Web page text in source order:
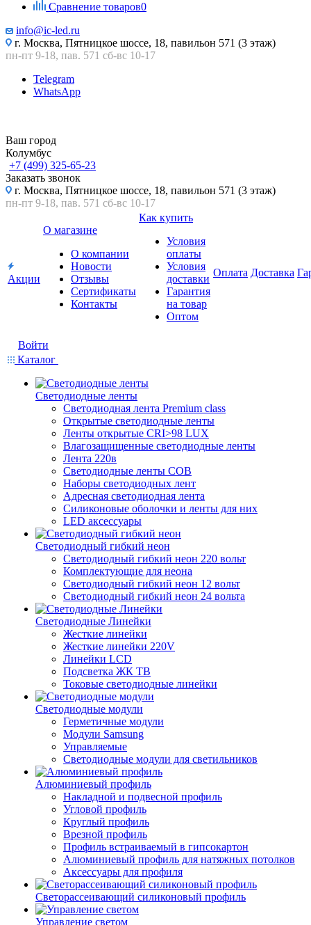
Сравнение товаров0
info@ic-led.ru
г. Москва, Пятницкое шоссе, 18, павильон 571 (3 этаж)
пн-пт 9-18, пав. 571 сб-вс 10-17
Telegram
WhatsApp
Ваш город
Колумбус
+7 (499) 325-65-23
Заказать звонок
г. Москва, Пятницкое шоссе, 18, павильон 571 (3 этаж)
пн-пт 9-18, пав. 571 сб-вс 10-17
Акции
О магазине
О компании
Новости
Отзывы
Сертификаты
Контакты
Как купить
Условия
оплаты
Условия
доставки
Гарантия
на товар
Оптом
Оплата Доставка
Войти
Каталог
Светодиодные ленты
Светодиодная лента Premium class
Открытые светодиодные ленты
Ленты открытые CRI>98 LUX
Влагозащищенные светодиодные ленты
Лента 220в
Светодиодные ленты COB
Наборы светодиодных лент
Адресная светодиодная лента
Силиконовые оболочки и ленты для них
LED аксессуары
Светодиодный гибкий неон
Светодиодный гибкий неон 220 вольт
Комплектующие для неона
Светодиодный гибкий неон 12 вольт
Светодиодный гибкий неон 24 вольта
Светодиодные Линейки
Жесткие линейки
Жесткие линейки 220V
Линейки LCD
Подсветка ЖК ТВ
Токовые светодиодные линейки
Светодиодные модули
Герметичные модули
Модули Samsung
Управляемые
Светодиодные модули для светильников
Алюминиевый профиль
Накладной и подвесной профиль
Угловой профиль
Круглый профиль
Врезной профиль
Профиль встраиваемый в гипсокартон
Алюминиевый профиль для натяжных потолков
Аксессуары для профиля
Светорассеивающий силиконовый профиль
Управление светом